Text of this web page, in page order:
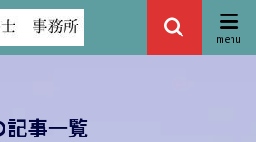
記事一覧